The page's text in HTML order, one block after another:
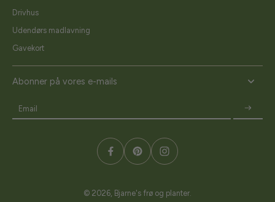
Drivhus
Udendørs madlavning
Gavekort
Abonner på vores e-mails
Email
© 2026, Bjarne's frø og planter.